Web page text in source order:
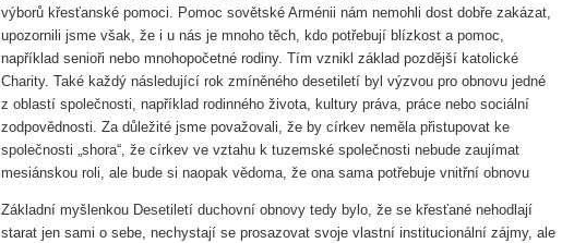
výborů křesťanské pomoci. Pomoc sovětské Arménii nám nemohli dost dobře zakázat,
upozornili jsme však, že i u nás je mnoho těch, kdo potřebují blízkost a pomoc,
například senioři nebo mnohopočetné rodiny. Tím vznikl základ pozdější katolické
Charity. Také každý následující rok zmíněného desetiletí byl výzvou pro obnovu jedné
z oblastí společnosti, například rodinného života, kultury práva, práce nebo sociální
zodpovědnosti. Za důležité jsme považovali, že by církev neměla přistupovat ke
společnosti „shora“, že církev ve vztahu k tuzemské společnosti nebude zaujímat
mesiánskou roli, ale bude si naopak vědoma, že ona sama potřebuje vnitřní obnovu
Základní myšlenkou Desetiletí duchovní obnovy tedy bylo, že se křesťané nehodlají
starat jen sami o sebe, nechystají se prosazovat svoje vlastní institucionální zájmy, ale